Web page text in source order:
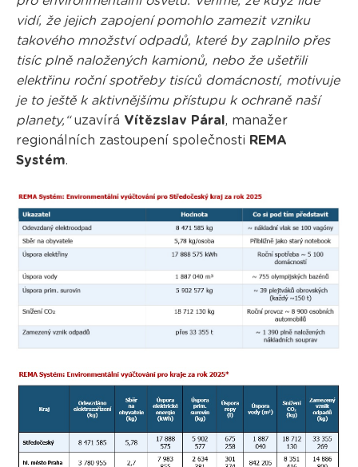
vidí, že jejich zapojení pomohlo zamezit vzniku
takového množství odpadů, které by zaplnilo přes
tisíc plně naložených kamionů, nebo že ušetřili
elektřinu roční spotřeby tisíců domácností, motivuje
je to ještě k aktivnějšímu přístupu k ochraně naší
planety,“uzavírá Vítězslav Páral , manažer
regionálních zastoupení společnosti REMA
Systém.